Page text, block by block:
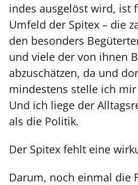
indes ausgelöst wird, ist
Umfeld der Spitex – die
den besonders
und viele der von ihnen
abzuschätzen, da und
mindestens stelle ich
Und ich liege der
als die Politik.
Der Spitex fehlt eine
Darum, noch einmal die